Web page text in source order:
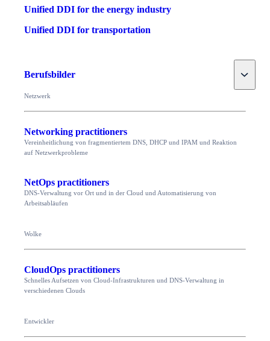
Unified DDI for the energy industry
Unified DDI for transportation
Berufsbilder Toggle
Netzwerk
Networking practitioners
Vereinheitlichung von fragmentiertem DNS, DHCP und IPAM und Reaktion
auf Netzwerkprobleme
NetOps practitioners
DNS-Verwaltung vor Ort und in der Cloud und Automatisierung von
Arbeitsabläufen
Wolke
CloudOps practitioners
Schnelles Aufsetzen von Cloud-Infrastrukturen und DNS-Verwaltung in
verschiedenen Clouds
Entwickler